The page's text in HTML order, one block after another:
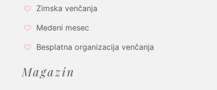
Zimska venčanja
Medeni mesec
Besplatna organizacija venčanja
Magazin